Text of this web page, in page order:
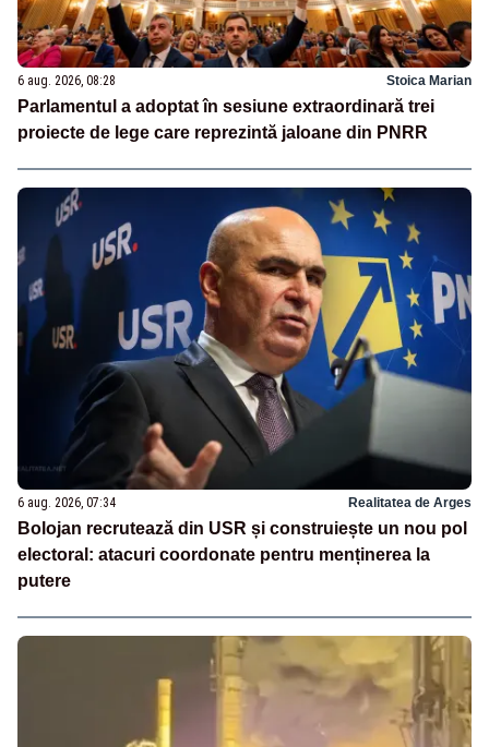
6 aug. 2026, 08:28 Stoica Marian
Parlamentul a adoptat în sesiune extraordinară trei
proiecte de lege care reprezintă jaloane din PNRR
6 aug. 2026, 07:34 Realitatea de Arges
Bolojan recrutează din USR și construiește un nou pol
electoral: atacuri coordonate pentru menținerea la
putere